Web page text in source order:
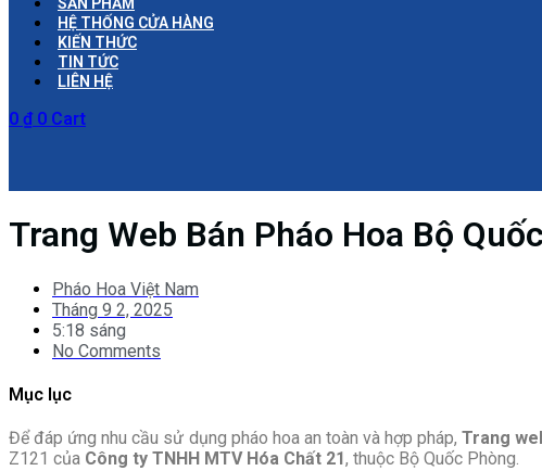
HỆ THỐNG CỬA HÀNG
KIẾN THỨC
TIN TỨC
LIÊN HỆ
0 ₫ 0 Cart
Trang Web Bán Pháo Hoa Bộ
Pháo Hoa Việt Nam
Tháng 9 2, 2025
5:18 sáng
No Comments
Mục lục
Để đáp ứng nhu cầu sử dụng pháo hoa an toàn và hợp pháp,Trang
Z121 của Công ty TNHH MTV Hóa Chất 21, thuộc Bộ Quốc Phòng.